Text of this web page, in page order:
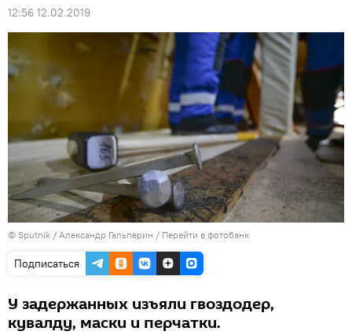
12:56 12.02.2019
© Sputnik / Александр Гальперин / Перейти в фотобанк
Подписаться
У задержанных изъяли гвоздодер,
кувалду, маски и перчатки.